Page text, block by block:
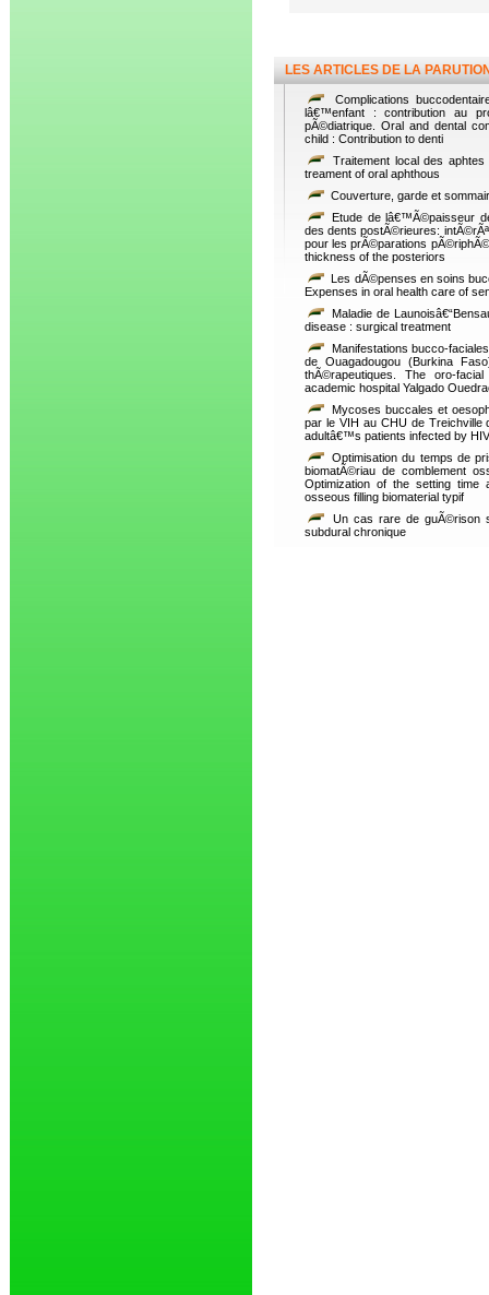
LES ARTICLES DE LA
Complications
lâ€™enfant : contribution au
pÃ©diatrique. Oral and dental
child : Contribution to denti
Traitement local des
treament of oral aphthous
Couverture, garde et
Etude de lâ€™Ã©paisseur
des dents postÃ©rieures:
pour les prÃ©parations
thickness of the posteriors
Les dÃ©penses en soins
Expenses in oral health care of
Maladie de
disease : surgical treatment
Manifestations bucco-
de Ouagadougou (Burkina
thÃ©rapeutiques. The oro-
academic hospital Yalgado
Mycoses buccales et
par le VIH au CHU de
adultâ€™s patients infected by
Optimisation du temps de
biomatÃ©riau de comblement
Optimization of the setting time
osseous filling biomaterial typif
Un cas rare de guÃ©rison
subdural chronique